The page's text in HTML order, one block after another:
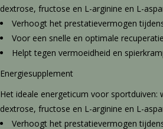
dextrose, fructose en L-arginine en L-
Verhoogt het prestatievermogen
Voor een snelle en optimale
Helpt tegen vermoeidheid en
Energiesupplement
Het ideale energeticum voor
dextrose, fructose en L-arginine en L-
Verhoogt het prestatievermogen